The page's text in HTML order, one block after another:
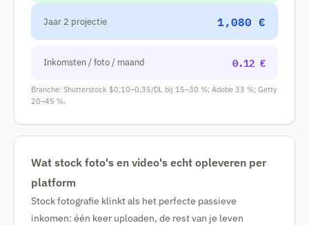
Jaar 2 projectie 1,080 €
Inkomsten / foto / maand 0.12 €
Branche: Shutterstock $0,10–0,35/DL bij 15–30 %; Adobe 33 %; Getty
20–45 %.
Wat stock foto's en video's echt opleveren per
platform
Stock fotografie klinkt als het perfecte passieve
inkomen: één keer uploaden, de rest van je leven